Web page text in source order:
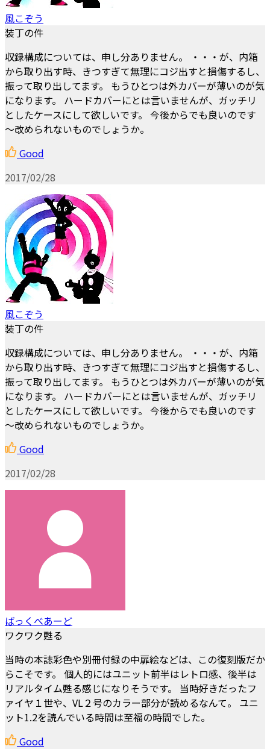
風こぞう
装丁の件
収録構成については、申し分ありません。 ・・・が、内箱
から取り出す時、きつすぎて無理にコジ出すと損傷するし、
振って取り出してます。 もうひとつは外カバーが薄いのが気
になります。 ハードカバーにとは言いませんが、ガッチリ
としたケースにして欲しいです。 今後からでも良いのです
～改められないものでしょうか。
Good
2017/02/28
風こぞう
装丁の件
収録構成については、申し分ありません。 ・・・が、内箱
から取り出す時、きつすぎて無理にコジ出すと損傷するし、
振って取り出してます。 もうひとつは外カバーが薄いのが気
になります。 ハードカバーにとは言いませんが、ガッチリ
としたケースにして欲しいです。 今後からでも良いのです
～改められないものでしょうか。
Good
2017/02/28
ばっくべあーど
ワクワク甦る
当時の本誌彩色や別冊付録の中扉絵などは、この復刻版だか
らこそです。 個人的にはユニット前半はレトロ感、後半は
リアルタイム甦る感じになりそうです。 当時好きだったフ
ァイヤ１世や、VL２号のカラー部分が読めるなんて。 ユニ
ット1.2を読んでいる時間は至福の時間でした。
Good